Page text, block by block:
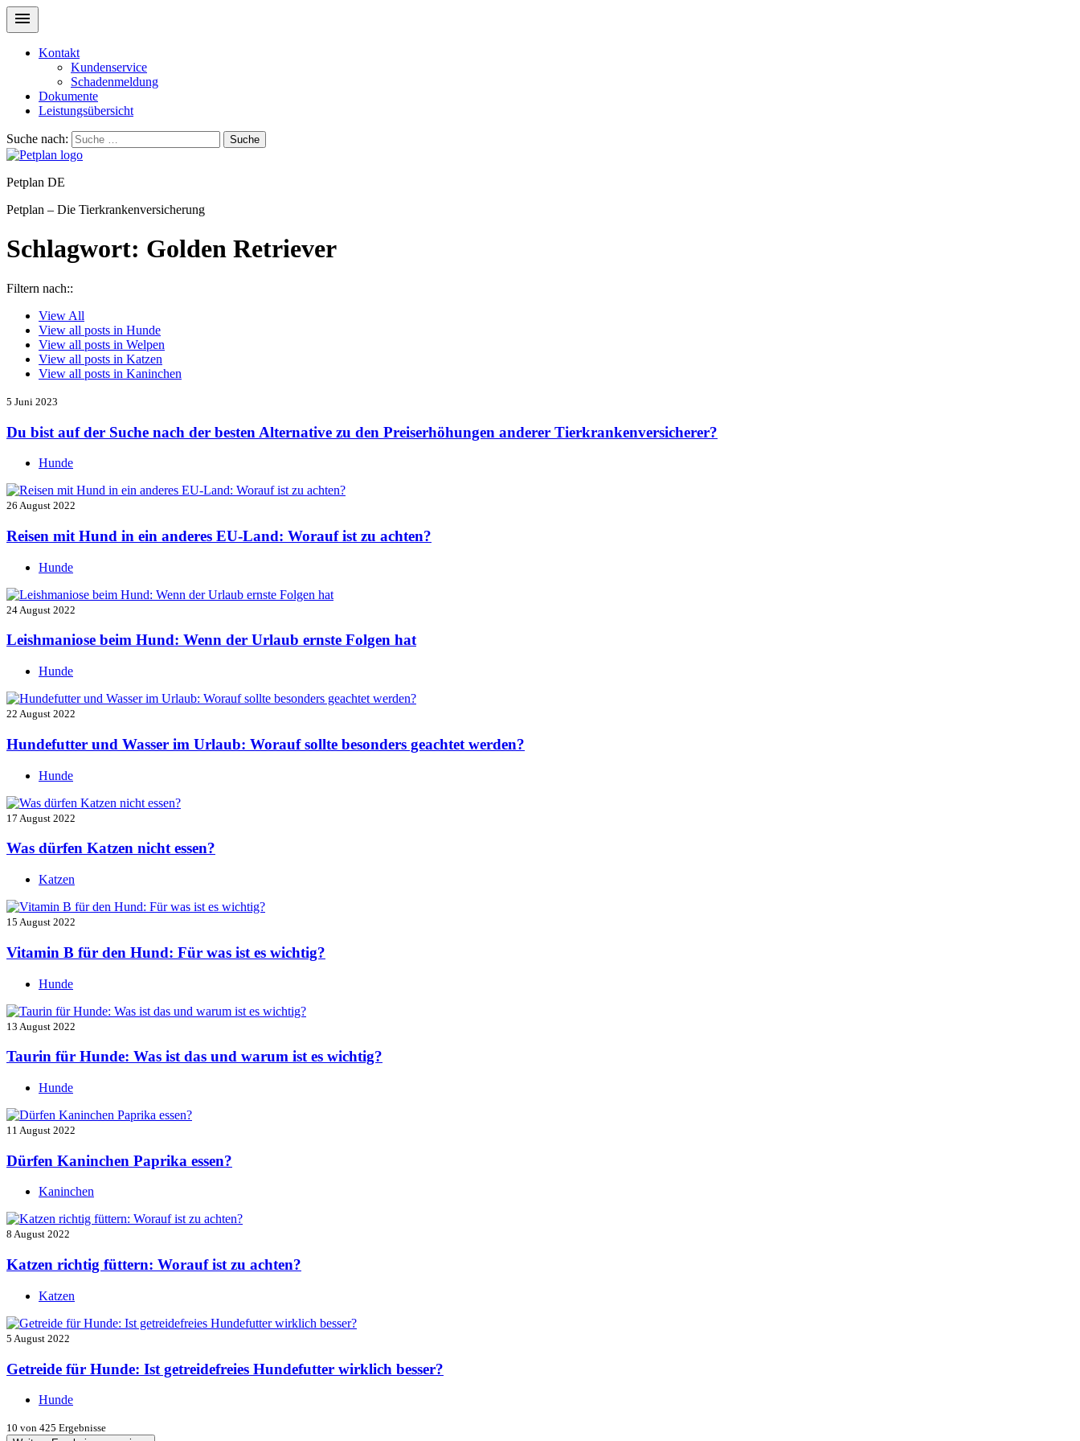
Kontakt
Kundenservice
Schadenmeldung
Dokumente
Leistungsübersicht
Suche nach: Suche
Petplan DE
Petplan – Die Tierkrankenversicherung
Schlagwort: Golden Retriever
Filtern nach::
View All
View all posts in Hunde
View all posts in Welpen
View all posts in Katzen
View all posts in Kaninchen
5 Juni 2023
Du bist auf der Suche nach der besten Alternative zu den Preiserhöhungen anderer Tierkrankenversicherer?
Hunde
26 August 2022
Reisen mit Hund in ein anderes EU-Land: Worauf ist zu achten?
Hunde
24 August 2022
Leishmaniose beim Hund: Wenn der Urlaub ernste Folgen hat
Hunde
22 August 2022
Hundefutter und Wasser im Urlaub: Worauf sollte besonders geachtet werden?
Hunde
17 August 2022
Was dürfen Katzen nicht essen?
Katzen
15 August 2022
Vitamin B für den Hund: Für was ist es wichtig?
Hunde
13 August 2022
Taurin für Hunde: Was ist das und warum ist es wichtig?
Hunde
11 August 2022
Dürfen Kaninchen Paprika essen?
Kaninchen
8 August 2022
Katzen richtig füttern: Worauf ist zu achten?
Katzen
5 August 2022
Getreide für Hunde: Ist getreidefreies Hundefutter wirklich besser?
Hunde
10 von 425 Ergebnisse